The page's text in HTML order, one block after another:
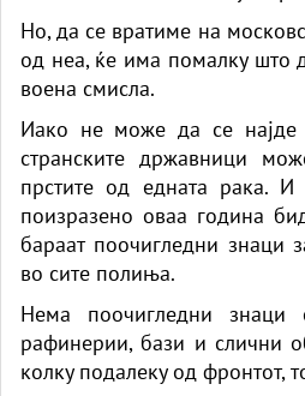
Но, да се вратиме на
од неа, ќе има помалку што
воена смисла.
Иако не може да се најде
странските државници
прстите од едната рака.
поизразено оваа година
бараат поочигледни знаци
во сите полиња.
Нема поочигледни
рафинерии, бази и слични
колку подалеку од фронтот,